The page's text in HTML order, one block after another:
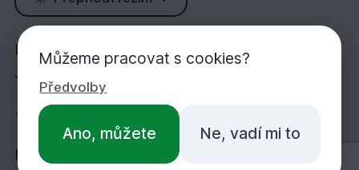
Potřebujete poradit?
Jsme tu pro Vás!
+420 283 933 452
PO-PÁ 7:00-16:30
Můžeme pracovat s cookies?
Předvolby
Ano, můžete Ne, vadí mi to